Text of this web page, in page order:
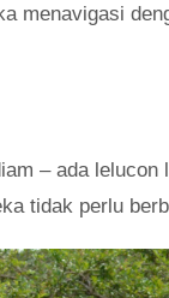
menavigasi
– ada lelucon
tidak perlu